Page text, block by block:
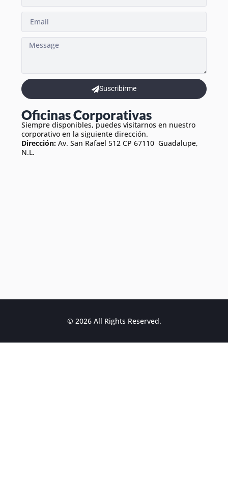
Suscribirme
Oficinas Corporativas
Siempre disponibles, puedes visitarnos en nuestro
corporativo en la siguiente dirección.
Dirección: Av. San Rafael 512 CP 67110 Guadalupe,
N.L.
© 2026 All Rights Reserved.